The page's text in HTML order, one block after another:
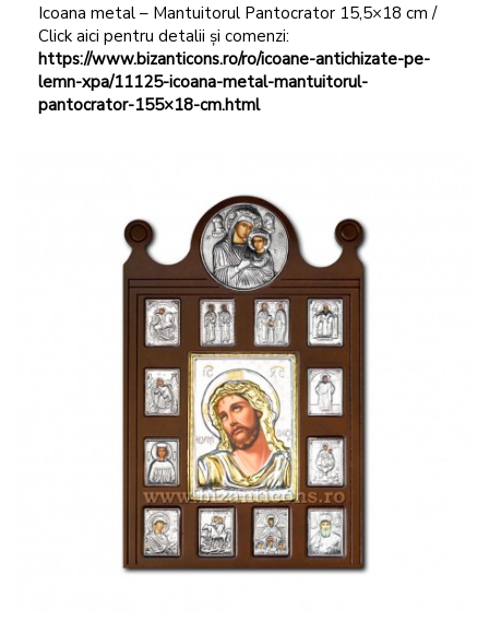
Icoana metal – Mantuitorul Pantocrator 15,5×18 cm /
Click aici pentru detalii și comenzi:
https://www.bizanticons.ro/ro/icoane-antichizate-pe-
lemn-xpa/11125-icoana-metal-mantuitorul-
pantocrator-155×18-cm.html